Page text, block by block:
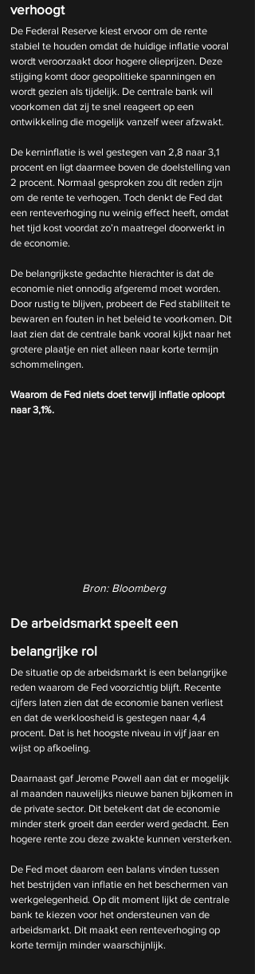
verhoogt
De Federal Reserve kiest ervoor om de rente
stabiel te houden omdat de huidige inflatie vooral
wordt veroorzaakt door hogere olieprijzen. Deze
stijging komt door geopolitieke spanningen en
wordt gezien als tijdelijk. De centrale bank wil
voorkomen dat zij te snel reageert op een
ontwikkeling die mogelijk vanzelf weer afzwakt.
De kerninflatie is wel gestegen van 2,8 naar 3,1
procent en ligt daarmee boven de doelstelling van
2 procent. Normaal gesproken zou dit reden zijn
om de rente te verhogen. Toch denkt de Fed dat
een renteverhoging nu weinig effect heeft, omdat
het tijd kost voordat zo’n maatregel doorwerkt in
de economie.
De belangrijkste gedachte hierachter is dat de
economie niet onnodig afgeremd moet worden.
Door rustig te blijven, probeert de Fed stabiliteit te
bewaren en fouten in het beleid te voorkomen. Dit
laat zien dat de centrale bank vooral kijkt naar het
grotere plaatje en niet alleen naar korte termijn
schommelingen.
Waarom de Fed niets doet terwijl inflatie oploopt
naar 3,1%.
Bron: Bloomberg
De arbeidsmarkt speelt een
belangrijke rol
De situatie op de arbeidsmarkt is een belangrijke
reden waarom de Fed voorzichtig blijft. Recente
cijfers laten zien dat de economie banen verliest
en dat de werkloosheid is gestegen naar 4,4
procent. Dat is het hoogste niveau in vijf jaar en
wijst op afkoeling.
Daarnaast gaf Jerome Powell aan dat er mogelijk
al maanden nauwelijks nieuwe banen bijkomen in
de private sector. Dit betekent dat de economie
minder sterk groeit dan eerder werd gedacht. Een
hogere rente zou deze zwakte kunnen versterken.
De Fed moet daarom een balans vinden tussen
het bestrijden van inflatie en het beschermen van
werkgelegenheid. Op dit moment lijkt de centrale
bank te kiezen voor het ondersteunen van de
arbeidsmarkt. Dit maakt een renteverhoging op
korte termijn minder waarschijnlijk.